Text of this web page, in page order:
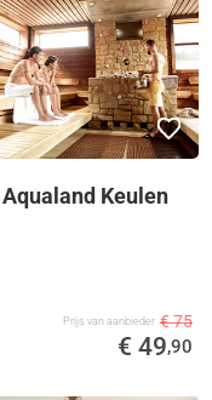
Keulen
Prijs van aanbieder € 75
€ 49,90